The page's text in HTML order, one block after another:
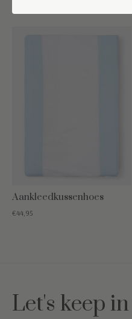
Aankleedkussenhoes
€44,95
Let's keep